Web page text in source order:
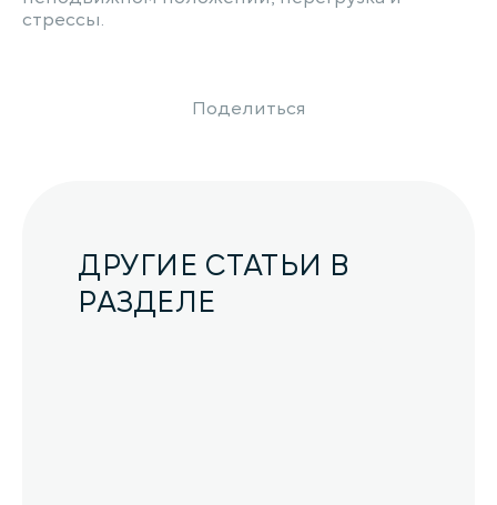
стрессы.
Поделиться
ДРУГИЕ СТАТЬИ В
РАЗДЕЛЕ